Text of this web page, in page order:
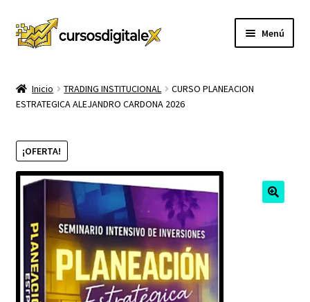
Ir
a
Ir
al
Menú
TIENDA
CURSOS
hijo
MEMBRESIA
MI CUENTA
CARRITO
CONTACTO
Inicio TRADING INSTITUCIONAL
CURSO PLANEACION
ESTRATEGICA ALEJANDRO CARDONA 2026
¡OFERTA!